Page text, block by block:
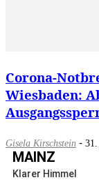
Corona-
Wiesbaden:
Gisela Kirschstein -
MAINZ
Klarer Himmel